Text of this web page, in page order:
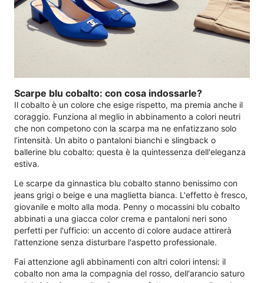
Scarpe blu cobalto: con cosa indossarle?
Il cobalto è un colore che esige rispetto, ma premia anche il
coraggio. Funziona al meglio in abbinamento a colori neutri
che non competono con la scarpa ma ne enfatizzano solo
l’intensità. Un abito o pantaloni bianchi e slingback o
ballerine blu cobalto: questa è la quintessenza dell'eleganza
estiva.
Le scarpe da ginnastica blu cobalto stanno benissimo con
jeans grigi o beige e una maglietta bianca. L'effetto è fresco,
giovanile e molto alla moda. Penny o mocassini blu cobalto
abbinati a una giacca color crema e pantaloni neri sono
perfetti per l'ufficio: un accento di colore audace attirerà
l'attenzione senza disturbare l'aspetto professionale.
Fai attenzione agli abbinamenti con altri colori intensi: il
cobalto non ama la compagnia del rosso, dell'arancio saturo